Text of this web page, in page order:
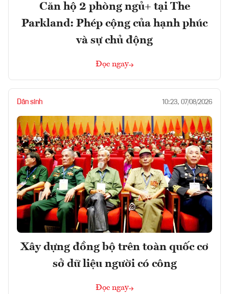
Căn hộ 2 phòng ngủ+ tại The
Parkland: Phép cộng của hạnh phúc
và sự chủ động
Đọc ngay
Dân sinh 10:23, 07/08/2026
Xây dựng đồng bộ trên toàn quốc cơ
sở dữ liệu người có công
Đọc ngay